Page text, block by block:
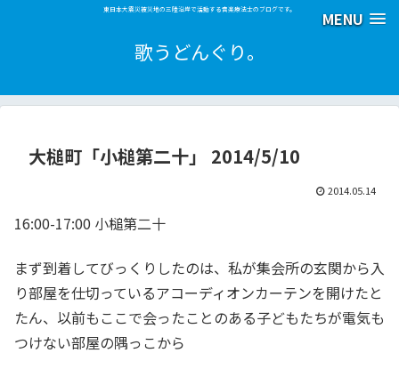
MENU
東日本大震災被災地の三陸沿岸で活動する音楽療法士のブログです。
歌うどんぐり。
大槌町「小槌第二十」 2014/5/10
2014.05.14
16:00-17:00 小槌第二十
まず到着してびっくりしたのは、私が集会所の玄関から入
り部屋を仕切っているアコーディオンカーテンを開けたと
たん、以前もここで会ったことのある子どもたちが電気も
つけない部屋の隅っこから